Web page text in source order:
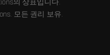
모든 권리 보유.